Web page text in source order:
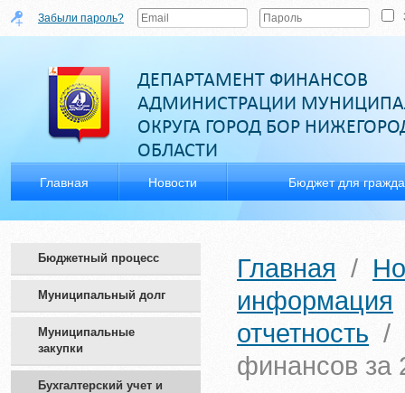
Бюджетный процесс
Муниципальный долг
Муниципальные
закупки
Бухгалтерский учет и
Главная /
информация
отчетность /
финансов за
Забыли пароль?
ДЕПАРТАМЕНТ ФИНАНСОВ
АДМИНИСТРАЦИИ
ОКРУГА ГОРОД БОР
ОБЛАСТИ
Главная Новости Бюджет для